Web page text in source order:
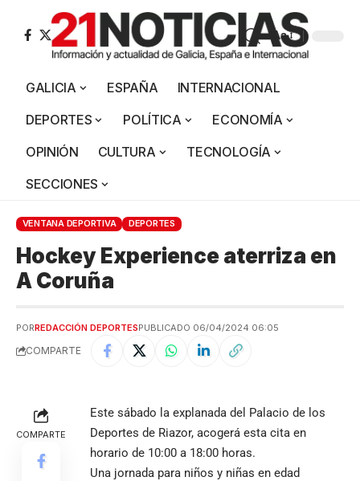
Aa
GALICIA ESPAÑA
INTERNACIONAL
DEPORTES
POLÍTICA
ECONOMÍA
OPINIÓN
CULTURA
TECNOLOGÍA
SECCIONES
VENTANA DEPORTIVA DEPORTES
Hockey Experience aterriza en
A Coruña
PORREDACCIÓN DEPORTESPUBLICADO 06/04/2024 06:05
COMPARTE
COMPARTE
Este sábado la explanada del Palacio de los
Deportes de Riazor, acogerá esta cita en
horario de 10:00 a 18:00 horas.
Una jornada para niños y niñas en edad